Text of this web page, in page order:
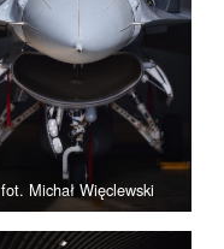
fot. Michał Więclewski